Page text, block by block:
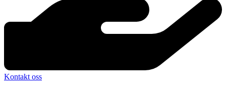
Kontakt oss